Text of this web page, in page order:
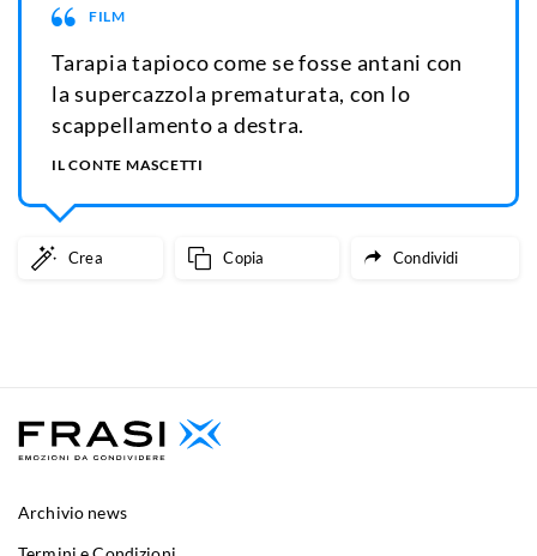
FILM
Tarapia tapioco come se fosse antani con
la supercazzola prematurata, con lo
scappellamento a destra.
IL CONTE MASCETTI
Crea Copia Condividi
Archivio news